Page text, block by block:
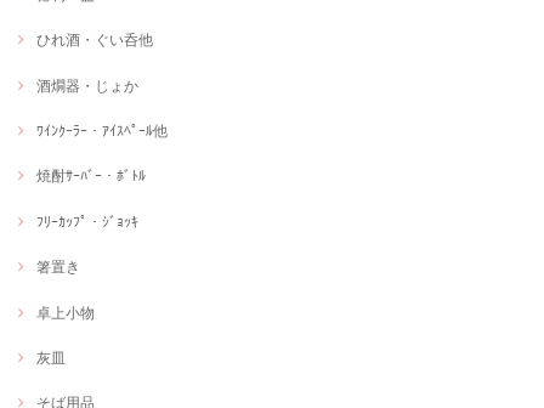
ひれ酒・ぐい呑他
酒燗器・じょか
ﾜｲﾝｸｰﾗｰ・ｱｲｽﾍﾟｰﾙ他
焼酎ｻｰﾊﾞｰ・ﾎﾞﾄﾙ
ﾌﾘｰｶｯﾌﾟ・ｼﾞｮｯｷ
箸置き
卓上小物
灰皿
そば用品